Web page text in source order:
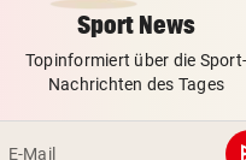
Sport News
Topinformiert über die Sport-
Nachrichten des Tages
E-Mail